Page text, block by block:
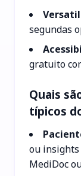
segundas
gratuito
Quais
típicos
ou insights
MediDoc